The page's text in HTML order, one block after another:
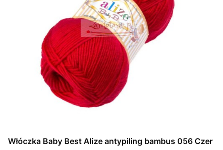
Włóczka Baby Best Alize antypiling bambus 056 Czer